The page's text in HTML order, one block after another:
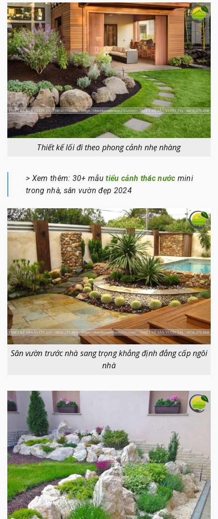
Thiết kế lối đi theo phong cảnh nhẹ nhàng
> Xem thêm: 30+ mẫutiểu cảnh thác nước mini
trong nhà, sân vườn đẹp 2024
Sân vườn trước nhà sang trọng khẳng định đẳng cấp ngôi
nhà